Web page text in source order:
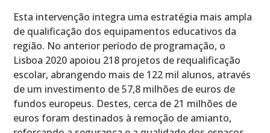
Esta intervenção integra uma estratégia mais ampla
de qualificação dos equipamentos educativos da
região. No anterior período de programação, o
Lisboa 2020 apoiou 218 projetos de requalificação
escolar, abrangendo mais de 122 mil alunos, através
de um investimento de 57,8 milhões de euros de
fundos europeus. Destes, cerca de 21 milhões de
euros foram destinados à remoção de amianto,